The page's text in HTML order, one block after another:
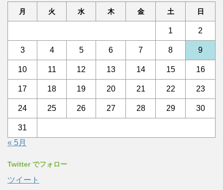
月 火 水 木 金 土 日
1 2
3 4 5 6 7 8 9
10 11 12 13 14 15 16
17 18 19 20 21 22 23
24 25 26 27 28 29 30
31
« 5月
Twitter でフォロー
ツイート